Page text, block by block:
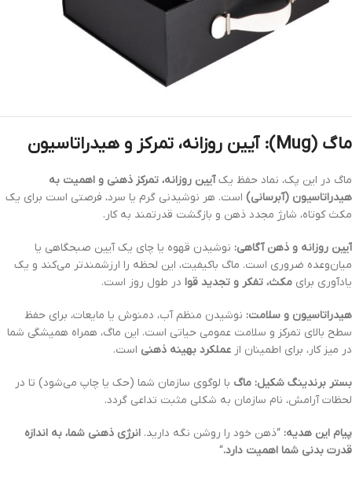
ماگ (Mug): آیین روزانه، تمرکز و هیدراتاسیون
ماگ در این پک، نماد حفظ یکآیین روزانه، تمرکز ذهنی و اهمیت به
هیدراتاسیون (آبرسانی) است. هر نوشیدنی گرم یا سرد، فرصتی است برای یک
مکث کوتاه، شارژ مجدد ذهن و بازگشت قدرتمند به کار.
آیین روزانه و ذهن آگاهی: نوشیدن قهوه یا چای یک آیین صبحگاهی یا
میان‌وعده ضروری است. ماگ باکیفیت، این لحظه را ارزشمندتر می‌کند و یک
یادآوری برای مکث، تفکر و تجدید قوا در طول روز است.
هیدراتاسیون و سلامت: نوشیدن منظم آب، دمنوش یا مایعات، برای حفظ
سطح بالای تمرکز و سلامت عمومی حیاتی است. این ماگ، همراه همیشگی شما
در میز کار، برای اطمینان از عملکرد بهینه ذهنی است.
بستر برندینگ شکیل: ماگ با لوگوی سازمان شما (حک یا چاپ می‌شود) تا در
لحظات آرامش، نام سازمان به شکلی مثبت تداعی گردد.
پیام این هدیه: “ذهن خود را روشن نگه دارید. انرژی ذهنی شما، به اندازه
قدرت بدنی شما اهمیت دارد.“